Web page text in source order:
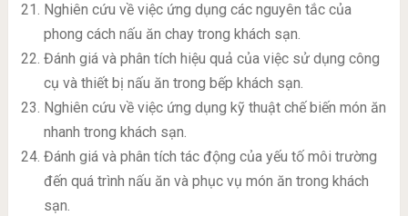
Nghiên cứu về việc ứng dụng các nguyên tắc của
phong cách nấu ăn chay trong khách sạn.
Đánh giá và phân tích hiệu quả của việc sử dụng công
cụ và thiết bị nấu ăn trong bếp khách sạn.
Nghiên cứu về việc ứng dụng kỹ thuật chế biến món ăn
nhanh trong khách sạn.
Đánh giá và phân tích tác động của yếu tố môi trường
đến quá trình nấu ăn và phục vụ món ăn trong khách
sạn.